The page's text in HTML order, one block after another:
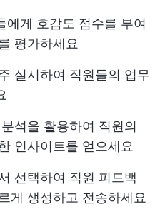
에게 호감도 점수를 부여
평가하세요
실시하여 직원들의 업무
석을 활용하여 직원의
인사이트를 얻으세요
선택하여 직원 피드백
게 생성하고 전송하세요